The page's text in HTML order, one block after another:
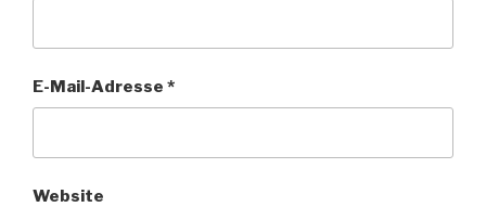
E-Mail-Adresse *
Website